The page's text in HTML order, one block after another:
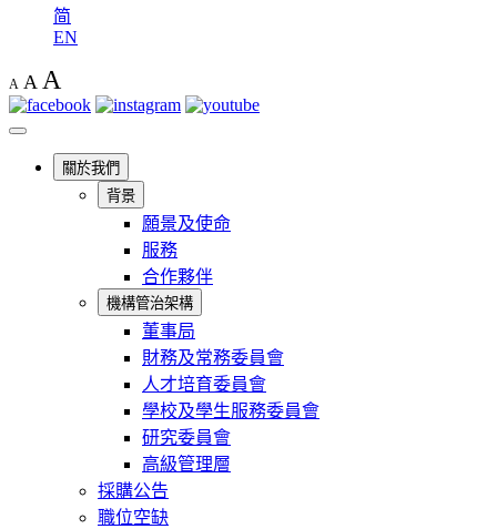
简
EN
A A A
關於我們
背景
願景及使命
服務
合作夥伴
機構管治架構
董事局
財務及常務委員會
人才培育委員會
學校及學生服務委員會
研究委員會
高級管理層
採購公告
職位空缺